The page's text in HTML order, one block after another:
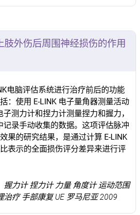
肢外伤后周围神经损伤的作用
电脑评估系统进行治疗前后的功能
：使用 E-LINK 电子量角器测量活动
子测力计和捏力计测量捏力和握力，
记录手动收集的数据。这项评估脉冲
果的研究结果，是通过计算 E-LINK
表示的全面损伤评分差异来进行评
握力计 捏力计 力量 角度计 运动范围
治疗 手部康复 UE 罗马尼亚 2009